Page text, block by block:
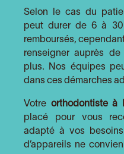
Selon le cas du
peut durer de 6 à
remboursés,
renseigner auprès
plus. Nos équipes
dans ces démarches
Votre orthodontiste à
placé pour vous
adapté à vos
d’appareils ne